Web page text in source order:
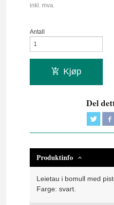
inkl. mva.
Antall
Kjøp
Del
Produktinfo
Leietau i bomull med
Farge: svart.